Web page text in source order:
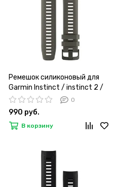
Ремешок силиконовый для
Garmin Instinct / instinct 2 /
Instinct Crossover 22 мм
оригинальное крепление
(Графитовый)
0
990 руб.
В корзину